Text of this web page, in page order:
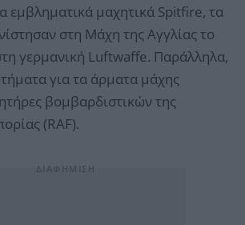
εμβληματικά μαχητικά Spitfire, τα
στη Μάχη της Αγγλίας το
γερμανική Luftwaffe. Παράλληλα,
για τα άρματα μάχης
βομβαρδιστικών της
(RAF).